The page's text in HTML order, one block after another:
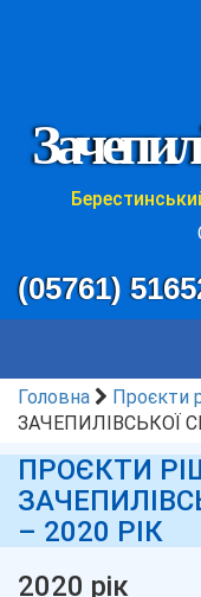
(05761)
Головна
Проєкти
ЗАЧЕПИЛІВСЬКОЇ
ПРОЄКТИ
– 2020 РІК
2020 рік